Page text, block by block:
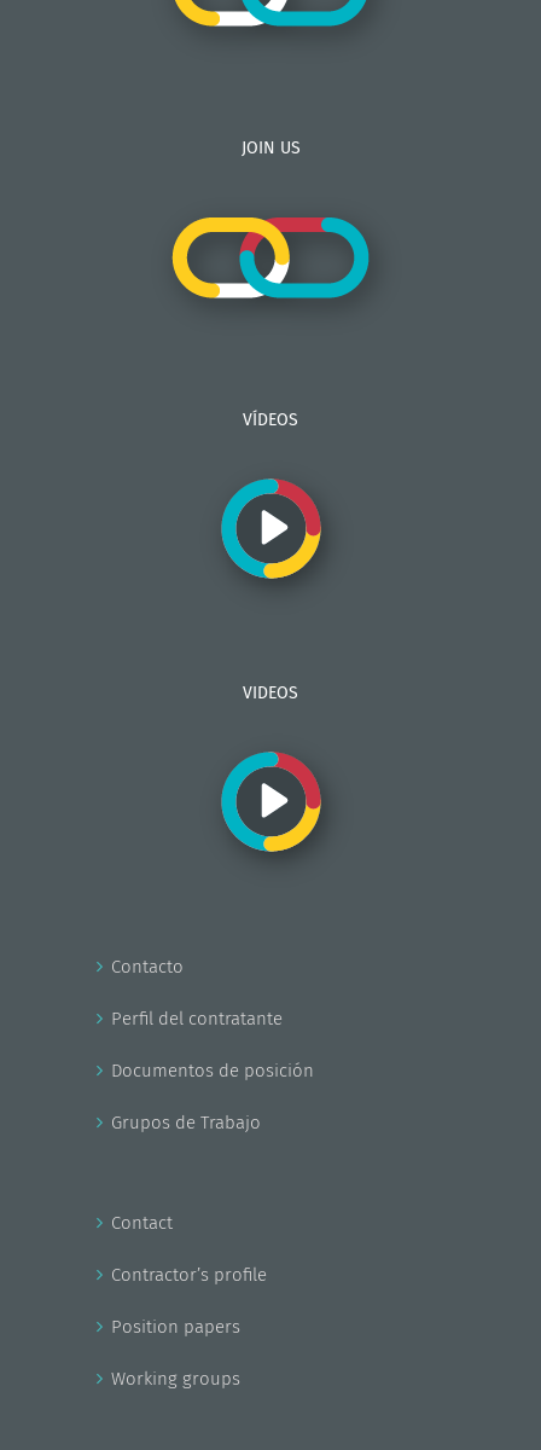
JOIN US
VÍDEOS
VIDEOS
Contacto
Perfil del contratante
Documentos de posición
Grupos de Trabajo
Contact
Contractor’s profile
Position papers
Working groups